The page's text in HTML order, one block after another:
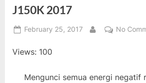
J150K 2017
Posted
February 25, 2017
By
No
Views: 100
Mengunci semua energi negatif